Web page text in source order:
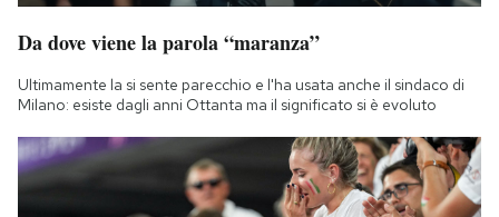
Da dove viene la parola “maranza”
Ultimamente la si sente parecchio e l'ha usata anche il sindaco di
Milano: esiste dagli anni Ottanta ma il significato si è evoluto